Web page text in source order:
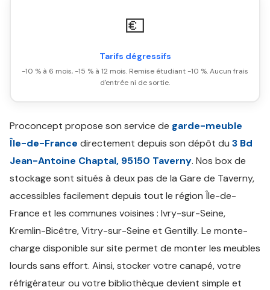
💶
Tarifs dégressifs
-10 % à 6 mois, -15 % à 12 mois. Remise étudiant -10 %. Aucun frais
d'entrée ni de sortie.
Proconcept propose son service de garde-meuble
Île-de-France directement depuis son dépôt du 3 Bd
Jean-Antoine Chaptal, 95150 Taverny. Nos box de
stockage sont situés à deux pas de la Gare de Taverny,
accessibles facilement depuis tout le région Île-de-
France et les communes voisines : Ivry-sur-Seine,
Kremlin-Bicêtre, Vitry-sur-Seine et Gentilly. Le monte-
charge disponible sur site permet de monter les meubles
lourds sans effort. Ainsi, stocker votre canapé, votre
réfrigérateur ou votre bibliothèque devient simple et